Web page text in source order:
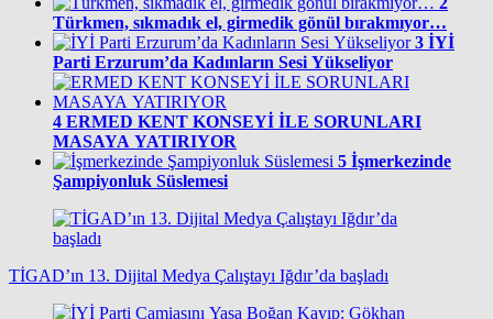
Türkmen, sıkmadık el, girmedik gönül bırakmıyor…
3 İYİ
Parti Erzurum’da Kadınların Sesi Yükseliyor
4 ERMED KENT KONSEYİ İLE SORUNLARI
MASAYA YATIRIYOR
5 İşmerkezinde
Şampiyonluk Süslemesi
TİGAD’ın 13. Dijital Medya Çalıştayı Iğdır’da başladı